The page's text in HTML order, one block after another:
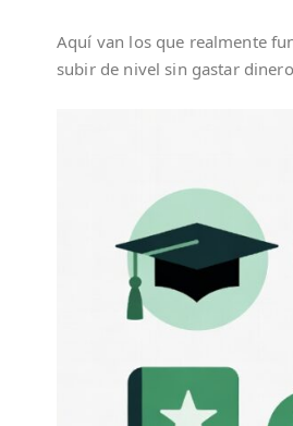
Aquí van los que realmente
subir de nivel sin gastar